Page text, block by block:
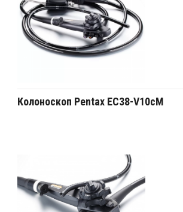
Колоноскоп Pentax EC38-V10cM